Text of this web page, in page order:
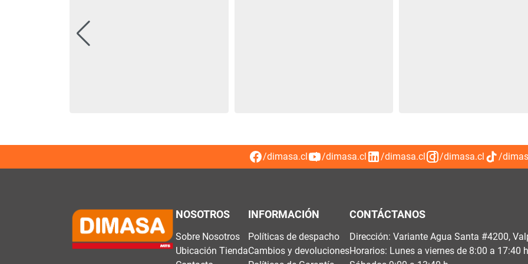
/dimasa.cl /dimasa.cl /dimasa.cl /dimasa.cl /
NOSOTROS
Sobre Nosotros
Ubicación Tienda
INFORMACIÓN
Políticas de despacho
Cambios y devoluciones
CONTÁCTANOS
Dirección: Variante Agua Santa #4200,
Horarios: Lunes a viernes de 8:00 a 17:40 h